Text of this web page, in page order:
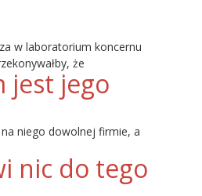
w laboratorium koncernu
że
jest jego
niego dowolnej firmie, a
nic do tego